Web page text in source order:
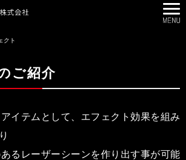
クト
ご紹介
イテムとして、エフェクト効果を組み
るレーザーシーンを作り出す事が可能